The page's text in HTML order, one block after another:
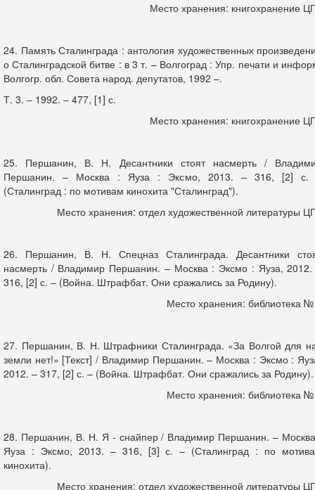
Место хранения: книгохранение
24. Память Сталинграда : антология художественных
о Сталинградской битве : в 3 т. – Волгоград : Упр. печати и
Волгогр. обл. Совета народ. депутатов, 1992 –.
Т. 3. – 1992. – 477, [1] с.
Место хранения: книгохранение
25. Першанин, В. Н. Десантники стоят насмерть /
Першанин. – Москва : Яуза : Эксмо, 2013. – 316, [2] с.
(Сталинград : по мотивам кинохита "Сталинград").
Место хранения: отдел художественной литературы
26. Першанин, В. Н. Спецназ Сталинграда. Десантники
насмерть / Владимир Першанин. – Москва : Эксмо : Яуза,
316, [2] с. – (Война. Штрафбат. Они сражались за Родину).
Место хранения: библиотека
27. Першанин, В. Н. Штрафники Сталинграда. «За Волгой для
земли нет!» [Текст] / Владимир Першанин. – Москва : Эксмо :
2012. – 317, [2] с. – (Война. Штрафбат. Они сражались за Родину).
Место хранения: библиотека
28. Першанин, В. Н. Я - снайпер / Владимир Першанин. –
Яуза : Эксмо, 2013. – 316, [3] с. – (Сталинград : по
кинохита).
Место хранения: отдел художественной литературы